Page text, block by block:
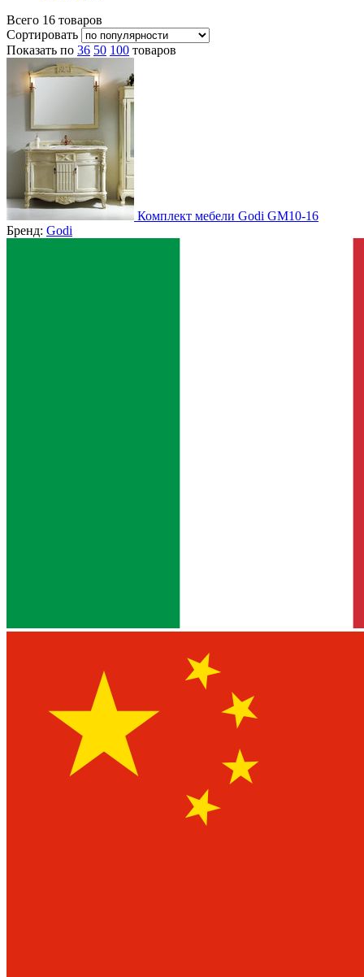
Всего 16 товаров
Сортировать
Показать по 36 50 100 товаров
Комплект мебели Godi GM10-16
Бренд: Godi